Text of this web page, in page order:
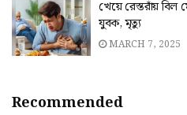
খেয়ে রেস্তরাঁয় বিল
যুবক, মৃত্যু
MARCH 7, 2025
Recommended